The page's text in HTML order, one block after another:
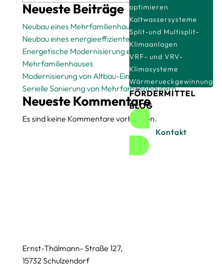
optimieren
Kaltwassersysteme
Split-und Multisplit-
Klimaanlagen
VRF- und VRV-
Klimasysteme
Wärmerueckgewinnung
FÖRDERMITTEL
BLOG
Kontakt
Neueste Beiträge
Neubau eines Mehrfamilienhauses
Neubau eines energieeffizienten Einfamilienhauses
Energetische Modernisierung eines
Mehrfamilienhauses
Modernisierung von Altbau-Einfamilienhäusern
Serielle Sanierung von Mehrfamilienhäusern
Neueste Kommentare
Es sind keine Kommentare vorhanden.
Ernst-Thälmann- Straße 127,
15732 Schulzendorf